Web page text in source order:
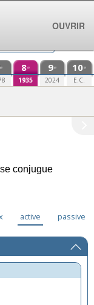
e 8e
1935
9e
2024
10e
E.C.
conjugue
active passive
OUVRIR